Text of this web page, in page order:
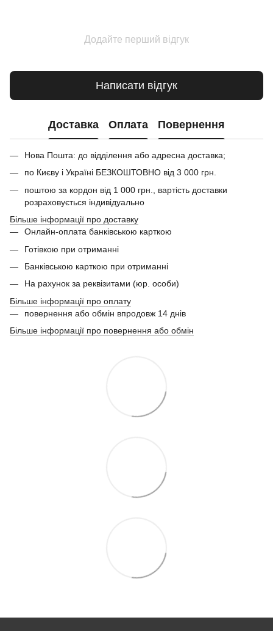
Додайте перший відгук
Написати відгук
Доставка Оплата Повернення
Нова Пошта: до відділення або адресна доставка;
по Києву і Україні БЕЗКОШТОВНО від 3 000 грн.
поштою за кордон від 1 000 грн., вартість доставки
розраховується індивідуально
Більше інформації про доставку
Онлайн-оплата банківською карткою
Готівкою при отриманні
Банківською карткою при отриманні
На рахунок за реквізитами (юр. особи)
Більше інформації про оплату
повернення або обмін впродовж 14 днів
Більше інформації про повернення або обмін